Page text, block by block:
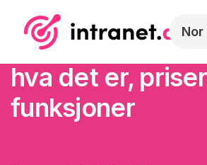
Nor
Microsoft 365
hva det er,
funksjoner